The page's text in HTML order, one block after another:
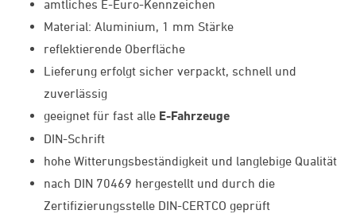
amtliches E-Euro-Kennzeichen
Material: Aluminium, 1 mm Stärke
reflektierende Oberfläche
Lieferung erfolgt sicher verpackt, schnell und
zuverlässig
geeignet für fast alle E-Fahrzeuge
DIN-Schrift
hohe Witterungsbeständigkeit und langlebige Qualität
nach DIN 70469 hergestellt und durch die
Zertifizierungsstelle DIN-CERTCO geprüft